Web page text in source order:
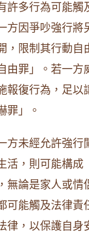
許多行為可能觸
方因爭吵強行將
，限制其行動自
由罪」。若一
報復行為，足以
罪」。
方未經允許強行
活，則可能構成
無論是家人或情
可能觸及法律責
律，以保護自身